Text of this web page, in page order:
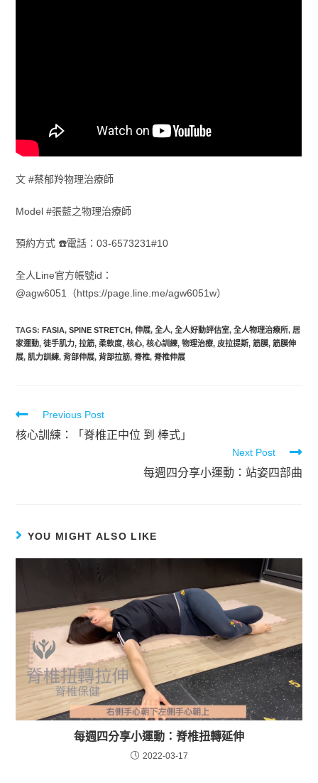
文 #蔡郁羚物理治療師
Model #張藍之物理治療師
預約方式 ☎️電話：03-6573231#10
全人Line官方帳號id：
@agw6051（https://page.line.me/agw6051w）
TAGS:FASIA, SPINE STRETCH, 伸展, 全人, 全人好動評估室, 全人物理治療所, 居
家運動, 徒手肌力, 拉筋, 柔軟度, 核心, 核心訓練, 物理治療, 皮拉提斯, 筋膜, 筋膜伸
展, 肌力訓練, 背部伸展, 背部拉筋, 脊椎, 脊椎伸展
Previous Post
核心訓練：「脊椎正中位 到 棒式」
Next Post
每週四分享小運動：站姿四部曲
YOU MIGHT ALSO LIKE
每週四分享小運動：脊椎扭轉延伸
2022-03-17